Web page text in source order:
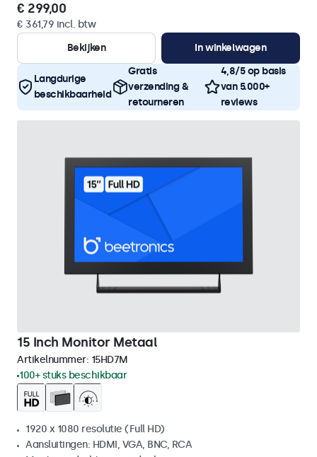
€ 299,00
€ 361,79 incl. btw
Bekijken
In winkelwagen
Langdurige
beschikbaarheid
Gratis
verzending &
retourneren
4,8/5 op basis
van 5.000+
reviews
15 Inch Monitor Metaal
Artikelnummer: 15HD7M
100+ stuks beschikbaar
1920 x 1080 resolutie (Full HD)
Aansluitingen: HDMI, VGA, BNC, RCA